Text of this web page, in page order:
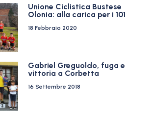
Unione Ciclistica Bustese
Olonia: alla carica per i 101
18 Febbraio 2020
Gabriel Greguoldo, fuga e
vittoria a Corbetta
16 Settembre 2018